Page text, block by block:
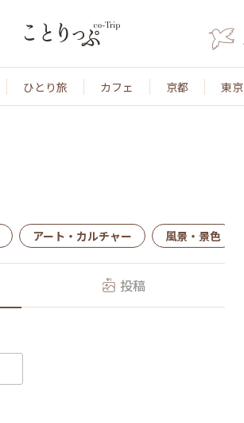
ひとり旅 カフェ 京都 東京
アート・カルチャー 風景・景色
投稿